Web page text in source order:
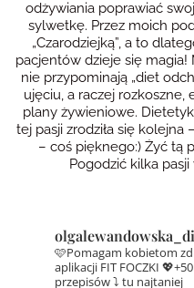
odżywiania poprawiać
sylwetkę. Przez moich
„Czarodziejką”, a to
pacjentów dzieje się magia!
nie przypominają „diet
ujęciu, a raczej
plany żywieniowe.
tej pasji zrodziła się kolejna
– coś pięknego:) Żyć tą
Pogodzić kilka
🩷Pomagam kobietom
aplikacji FIT FOCZKI
przepisów ⤵️ tu najtaniej